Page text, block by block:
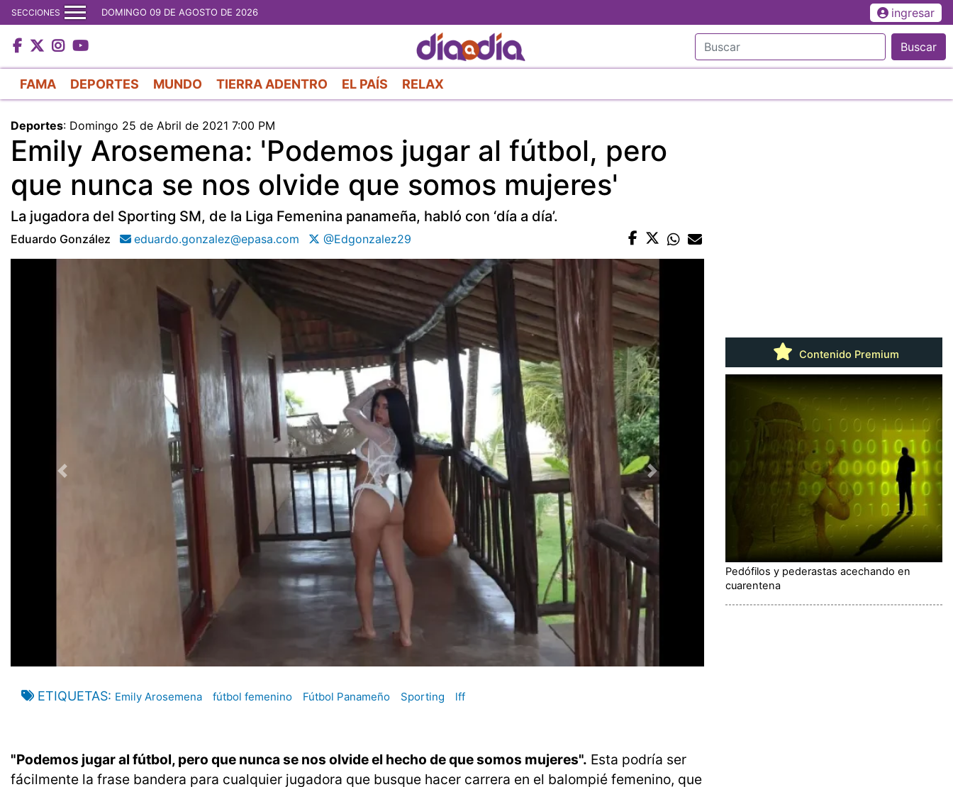
al
contenido
principal
SECCIONES DOMINGO 09 DE AGOSTO DE 2026 ingresar
Buscar
FAMA DEPORTES MUNDO TIERRA ADENTRO EL PAÍS RELAX
Deportes: Domingo 25 de Abril de 2021 7:00 PM
Emily Arosemena: 'Podemos jugar al fútbol, pero
que nunca se nos olvide que somos mujeres'
La jugadora del Sporting SM, de la Liga Femenina panameña, habló con ‘día a día’.
Eduardo González eduardo.gonzalez@epasa.com @Edgonzalez29
ETIQUETAS Emily Arosemena fútbol femenino Fútbol Panameño Sporting lff
"Podemos jugar al fútbol, pero que nunca se nos olvide el hecho de que somos mujeres". Esta podría ser
fácilmente la frase bandera para cualquier jugadora que busque hacer carrera en el balompié femenino, que
Contenido Premium
Pedófilos y pederastas acechando en
cuarentena